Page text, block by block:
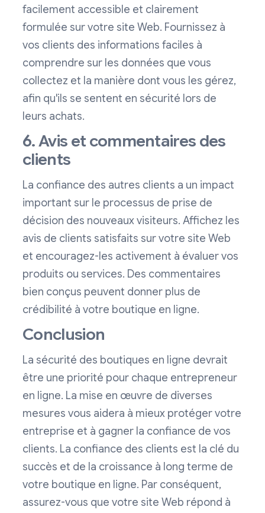
facilement accessible et clairement
formulée sur votre site Web. Fournissez à
vos clients des informations faciles à
comprendre sur les données que vous
collectez et la manière dont vous les gérez,
afin qu'ils se sentent en sécurité lors de
leurs achats.
6. Avis et commentaires des
clients
La confiance des autres clients a un impact
important sur le processus de prise de
décision des nouveaux visiteurs. Affichez les
avis de clients satisfaits sur votre site Web
et encouragez-les activement à évaluer vos
produits ou services. Des commentaires
bien conçus peuvent donner plus de
crédibilité à votre boutique en ligne.
Conclusion
La sécurité des boutiques en ligne devrait
être une priorité pour chaque entrepreneur
en ligne. La mise en œuvre de diverses
mesures vous aidera à mieux protéger votre
entreprise et à gagner la confiance de vos
clients. La confiance des clients est la clé du
succès et de la croissance à long terme de
votre boutique en ligne. Par conséquent,
assurez-vous que votre site Web répond à